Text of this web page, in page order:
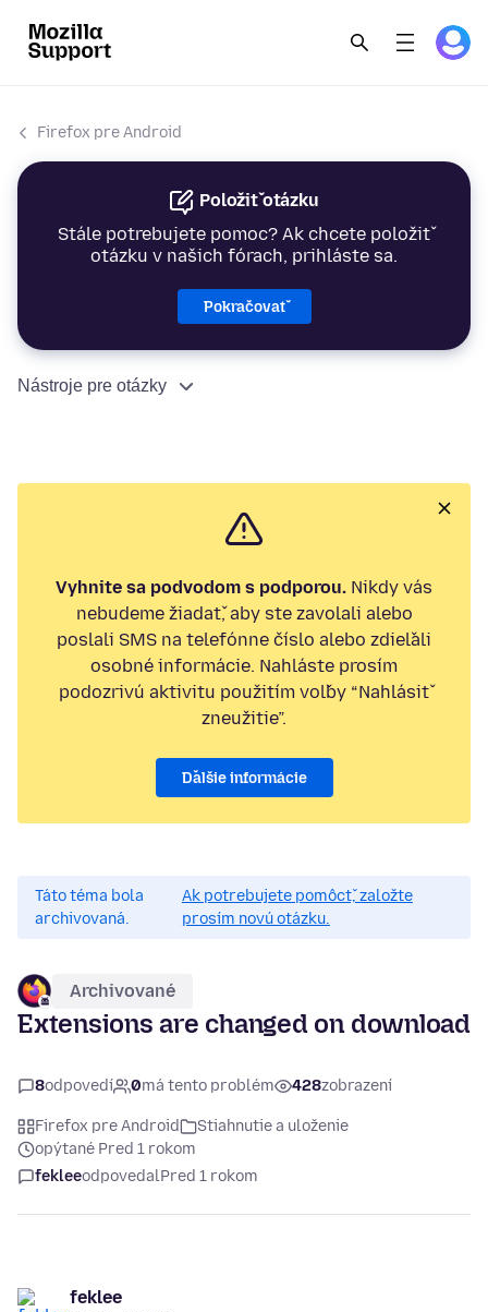
Firefox pre Android
Položiť otázku
Stále potrebujete pomoc? Ak chcete položiť
otázku v našich fórach, prihláste sa.
Pokračovať
Nástroje pre otázky
Vyhnite sa podvodom s podporou. Nikdy vás
nebudeme žiadať, aby ste zavolali alebo
poslali SMS na telefónne číslo alebo zdieľali
osobné informácie. Nahláste prosím
podozrivú aktivitu použitím voľby “Nahlásiť
zneužitie”.
Ďalšie informácie
Táto téma bola
archivovaná.
Ak potrebujete pomôcť, založte
prosím novú otázku.
Archivované
Extensions are changed on download
8odpovedí 0má tento problém 428zobrazení
Firefox pre Android
Stiahnutie a uloženie
opýtané Pred 1 rokom
fekleeodpovedalPred 1 rokom
feklee